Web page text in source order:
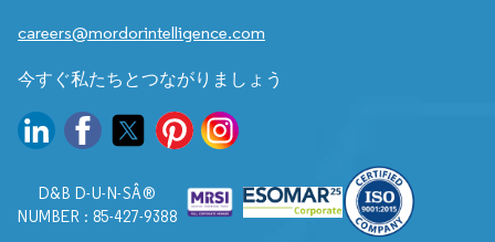
careers@mordorintelligence.com
今すぐ私たちとつながりましょう
D&B D-U-N-SÂ®
NUMBER : 85-427-9388